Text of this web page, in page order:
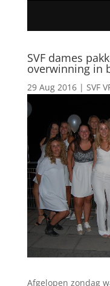
SVF dames
overwinning in
29 Aug 2016| SVF
Afgelopen zondag